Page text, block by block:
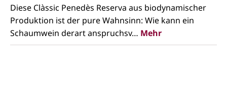
Diese Clàssic Penedès Reserva aus biodynamischer
Produktion ist der pure Wahnsinn: Wie kann ein
Schaumwein derart anspruchsv… Mehr